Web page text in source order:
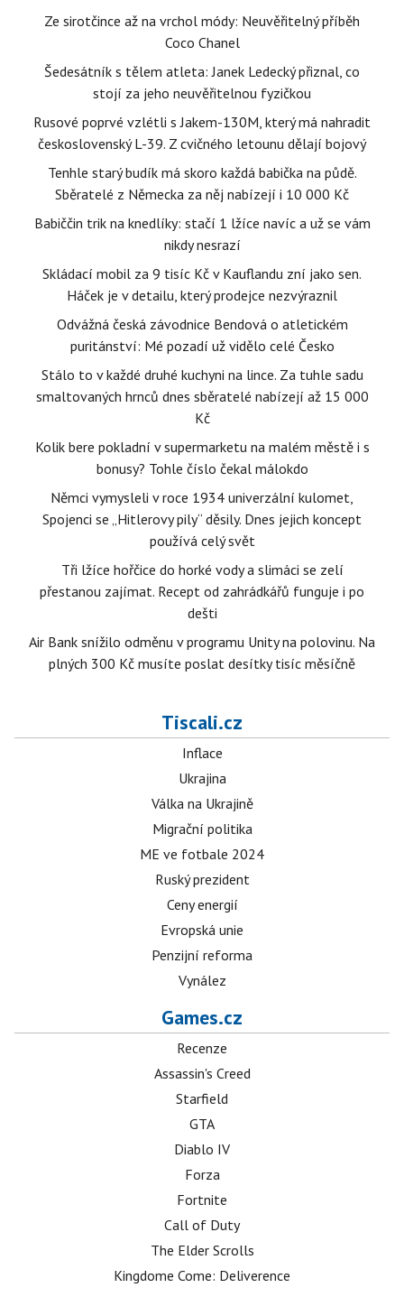
Ze sirotčince až na vrchol módy: Neuvěřitelný příběh
Coco Chanel
Šedesátník s tělem atleta: Janek Ledecký přiznal, co
stojí za jeho neuvěřitelnou fyzičkou
Rusové poprvé vzlétli s Jakem-130M, který má nahradit
československý L-39. Z cvičného letounu dělají bojový
Tenhle starý budík má skoro každá babička na půdě.
Sběratelé z Německa za něj nabízejí i 10 000 Kč
Babiččin trik na knedlíky: stačí 1 lžíce navíc a už se vám
nikdy nesrazí
Skládací mobil za 9 tisíc Kč v Kauflandu zní jako sen.
Háček je v detailu, který prodejce nezvýraznil
Odvážná česká závodnice Bendová o atletickém
puritánství: Mé pozadí už vidělo celé Česko
Stálo to v každé druhé kuchyni na lince. Za tuhle sadu
smaltovaných hrnců dnes sběratelé nabízejí až 15 000
Kč
Kolik bere pokladní v supermarketu na malém městě i s
bonusy? Tohle číslo čekal málokdo
Němci vymysleli v roce 1934 univerzální kulomet,
Spojenci se „Hitlerovy pily“ děsily. Dnes jejich koncept
používá celý svět
Tři lžíce hořčice do horké vody a slimáci se zelí
přestanou zajímat. Recept od zahrádkářů funguje i po
dešti
Air Bank snížilo odměnu v programu Unity na polovinu. Na
plných 300 Kč musíte poslat desítky tisíc měsíčně
Tiscali.cz
Inflace
Ukrajina
Válka na Ukrajině
Migrační politika
ME ve fotbale 2024
Ruský prezident
Ceny energií
Evropská unie
Penzijní reforma
Vynález
Games.cz
Recenze
Assassin's Creed
Starfield
GTA
Diablo IV
Forza
Fortnite
Call of Duty
The Elder Scrolls
Kingdome Come: Deliverence